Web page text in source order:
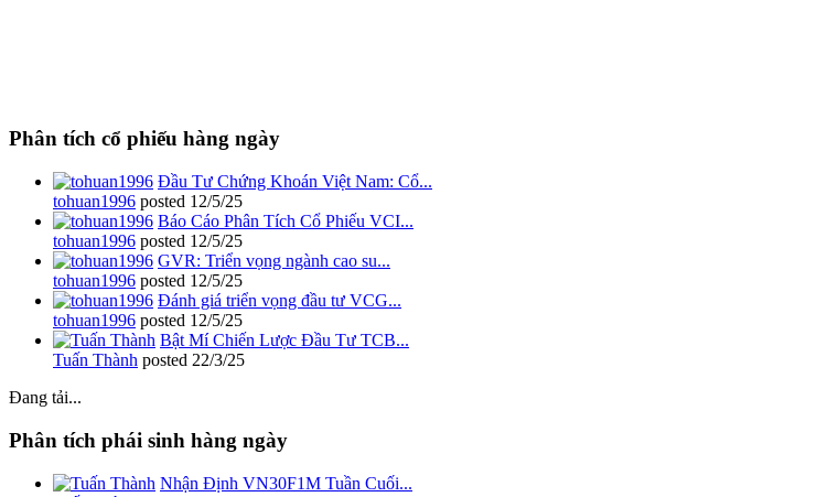
Phân tích cổ phiếu hàng ngày
Đầu Tư Chứng Khoán Việt Nam: Cổ...
tohuan1996 posted 12/5/25
Báo Cáo Phân Tích Cổ Phiếu VCI...
tohuan1996 posted 12/5/25
GVR: Triển vọng ngành cao su...
tohuan1996 posted 12/5/25
Đánh giá triển vọng đầu tư VCG...
tohuan1996 posted 12/5/25
Bật Mí Chiến Lược Đầu Tư TCB...
Tuấn Thành posted 22/3/25
Đang tải...
Phân tích phái sinh hàng ngày
Nhận Định VN30F1M Tuần Cuối...